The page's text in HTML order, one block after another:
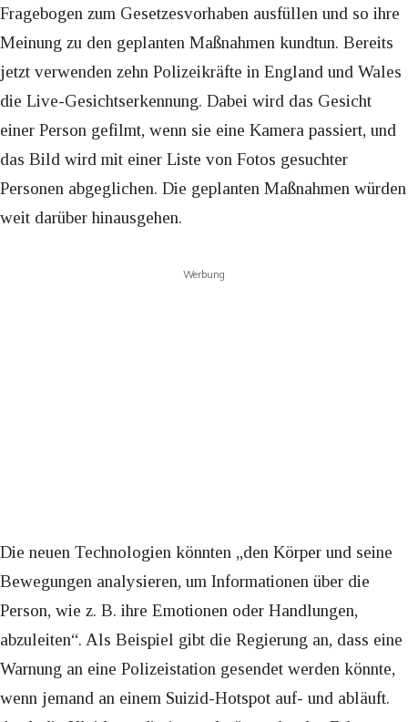
Fragebogen zum Gesetzesvorhaben ausfüllen und so ihre
Meinung zu den geplanten Maßnahmen kundtun. Bereits
jetzt verwenden zehn Polizeikräfte in England und Wales
die Live-Gesichtserkennung. Dabei wird das Gesicht
einer Person gefilmt, wenn sie eine Kamera passiert, und
das Bild wird mit einer Liste von Fotos gesuchter
Personen abgeglichen. Die geplanten Maßnahmen würden
weit darüber hinausgehen.
Werbung
Die neuen Technologien könnten „den Körper und seine
Bewegungen analysieren, um Informationen über die
Person, wie z. B. ihre Emotionen oder Handlungen,
abzuleiten“. Als Beispiel gibt die Regierung an, dass eine
Warnung an eine Polizeistation gesendet werden könnte,
wenn jemand an einem Suizid-Hotspot auf- und abläuft.